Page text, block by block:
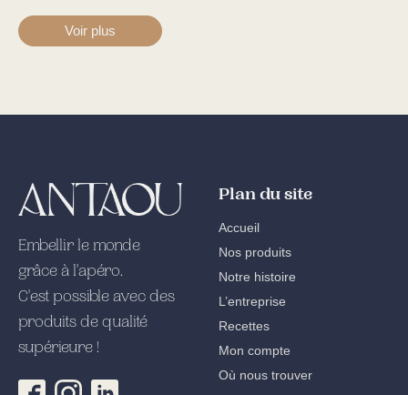
Voir plus
Embellir le monde
grâce à l'apéro.
C'est possible avec des
produits de qualité
supérieure !
Plan du site
Accueil
Nos produits
Notre histoire
L’entreprise
Recettes
Mon compte
Où nous trouver